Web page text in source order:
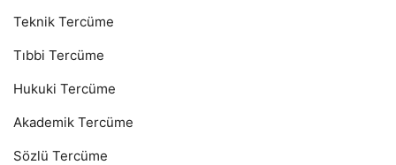
Teknik Tercüme
Tıbbi Tercüme
Hukuki Tercüme
Akademik Tercüme
Sözlü Tercüme